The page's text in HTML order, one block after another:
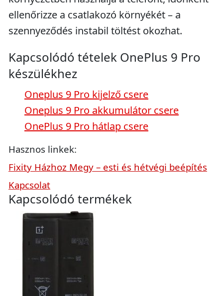
ellenőrizze a csatlakozó környékét – a
szennyeződés instabil töltést okozhat.
Kapcsolódó tételek OnePlus 9 Pro
készülékhez
Oneplus 9 Pro kijelző csere
Oneplus 9 Pro akkumulátor csere
OnePlus 9 Pro hátlap csere
Hasznos linkek:
Fixity Házhoz Megy – esti és hétvégi beépítés
Kapcsolat
Kapcsolódó termékek